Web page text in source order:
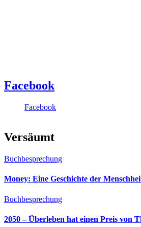
Facebook
Facebook
Versäumt
Buchbesprechung
Money: Eine Geschichte der
Buchbesprechung
2050 – Überleben hat einen Preis von